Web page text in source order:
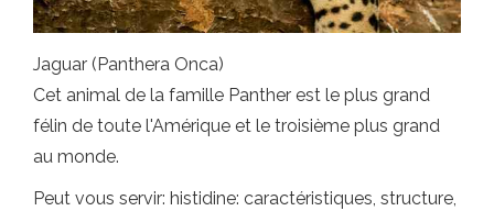
Jaguar (Panthera Onca)
Cet animal de la famille Panther est le plus grand
félin de toute l'Amérique et le troisième plus grand
au monde.
Peut vous servir: histidine: caractéristiques, structure,